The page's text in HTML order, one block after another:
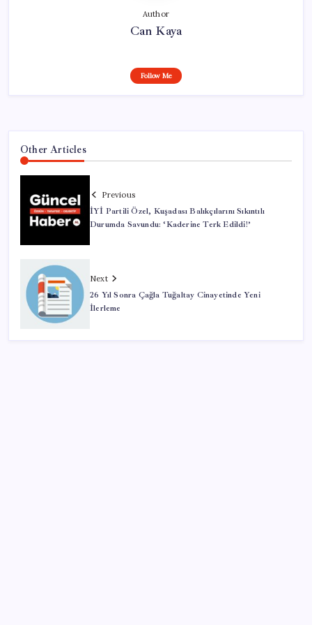
Author
Can Kaya
Follow Me
Other Articles
Previous
İYİ Partili Özel, Kuşadası Balıkçılarını Sıkıntılı
Durumda Savundu: ‘Kaderine Terk Edildi!’
Next
26 Yıl Sonra Çağla Tuğaltay Cinayetinde Yeni
İlerleme